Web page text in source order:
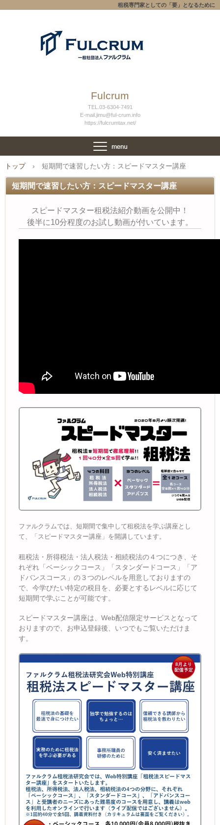
租税専門家としての「要」となるために
Fulcrum
TEL.03-6304-7491
E-mail.jimu@ful-crum.info
https://fulcrumtax.net/
トップ › 短期間で速習したい方：スピードマスター講座
短期間で速習したい方：スピードマスター講座
スピードマスター租税法紹介動画を公開中！
後半に10分程度のお試し動画が付いています。
ファルクラムでは、短期間で集中して租税法を学ぶ講座とし
て、「スピードマスター講座」を開講しています。
租税法・所得税法・法人税法・相続税法の４つにつき、そ
れぞれ「ベーシックコース」「スタンダードコース」「ア
ドバンスコース」の３つのレベルを用意しておりますの
で、今学びたい特定の税目を、必要とするレベルに応じて
短期間で学ぶことが可能です。
スピードマスター講座は、Web配信限定サービスとなって
おりますので、お申込登録後、いつでもご覧いただけま
す。